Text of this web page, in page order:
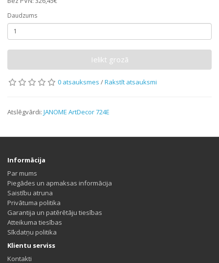
Daudzums
Ielikt grozā
0 atsauksmes /Rakstīt atsauksmi
Atslēgvārdi: JANOME ArtDecor 724E
Informācija
Par mums
Piegādes un apmaksas informācija
Saistību atruna
Privātuma politika
Garantija un patērētāju tiesības
Atteikuma tiesības
Sīkdatņu politika
Klientu serviss
Kontakti